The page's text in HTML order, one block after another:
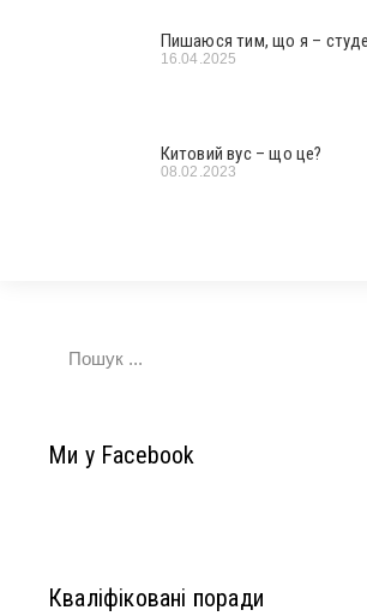
Пишаюся тим, що я –
16.04.2025
Китовий вус – що це?
08.02.2023
Ми у Facebook
Кваліфіковані поради